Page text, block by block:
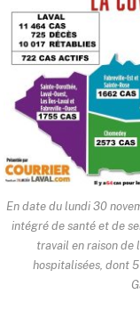
En date du lundi 30
intégré de santé et de
travail en raison de
hospitalisées, dont